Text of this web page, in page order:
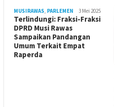
MUSIRAWAS PARLEMEN 3 Mei 2025
Terlindungi: Fraksi-Fraksi
DPRD Musi Rawas
Sampaikan Pandangan
Umum Terkait Empat
Raperda